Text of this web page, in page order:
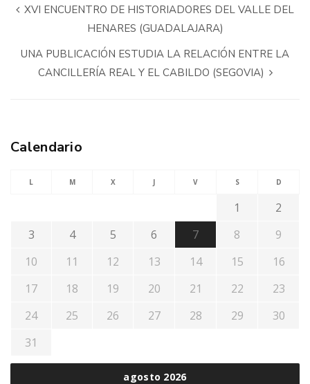
XVI ENCUENTRO DE HISTORIADORES DEL VALLE DEL
HENARES (GUADALAJARA)
UNA PUBLICACIÓN ESTUDIA LA RELACIÓN ENTRE LA
CANCILLERÍA REAL Y EL CABILDO (SEGOVIA)
Calendario
agosto 2026
L M X J V S D
1
2
3
4 5 6 7 8
9
10
11 12 13 14 15
16
17
18 19 20 21 22
23
24
25 26 27 28 29
30
31